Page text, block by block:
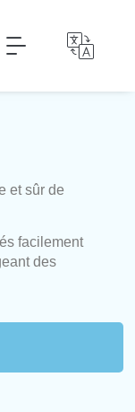
et sûr de
facilement
des